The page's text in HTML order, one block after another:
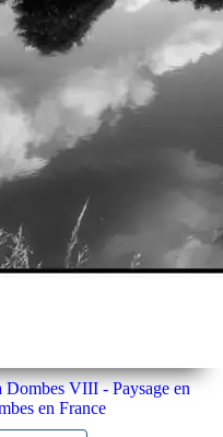
Dombes VIII - Paysage en
en France